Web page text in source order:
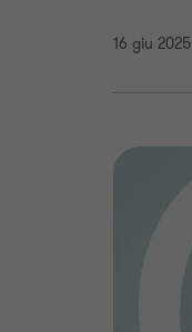
16 giu 2025